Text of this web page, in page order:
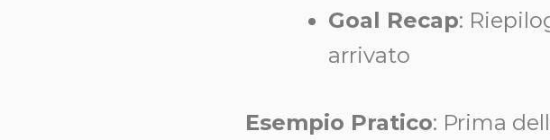
Goal Recap:
arrivato
Esempio Pratico: Prima